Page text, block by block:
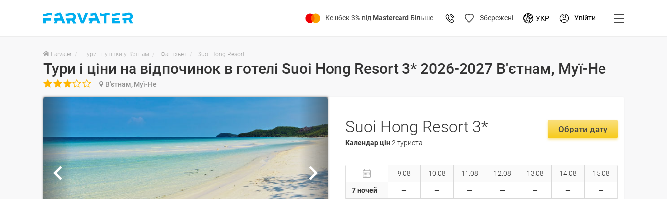
Кешбек 3% від Mastercard Більше Збережені УКР Увійти
Farvater Тури і путівки у В'єтнам Фантхьет Suoi Hong Resort
Тури і ціни на відпочинок в готелі Suoi Hong Resort 3* 2026-2027 В'єтнам, Муї-Не
 В'єтнам, Муї-Не
Suoi Hong Resort 3*
Календар цін2 туриста
Обрати дату
7 ночей
9.08 10.08 11.08 12.08 13.08 14.08 15.08